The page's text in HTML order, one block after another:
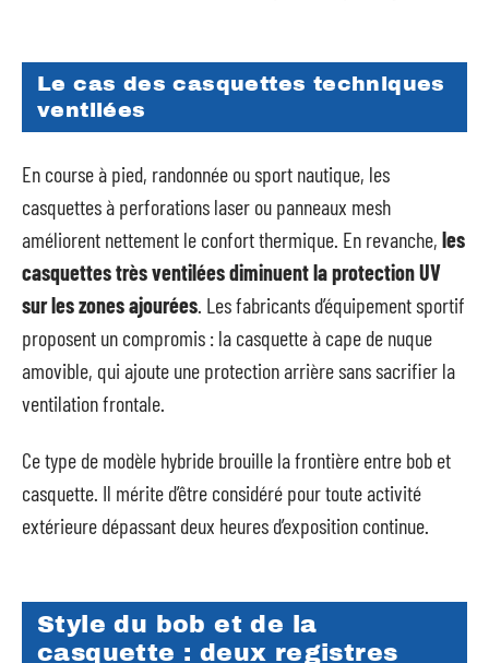
Le cas des casquettes techniques
ventilées
En course à pied, randonnée ou sport nautique, les
casquettes à perforations laser ou panneaux mesh
améliorent nettement le confort thermique. En revanche, les
casquettes très ventilées diminuent la protection UV
sur les zones ajourées . Les fabricants d’équipement sportif
proposent un compromis : la casquette à cape de nuque
amovible, qui ajoute une protection arrière sans sacrifier la
ventilation frontale.
Ce type de modèle hybride brouille la frontière entre bob et
casquette. Il mérite d’être considéré pour toute activité
extérieure dépassant deux heures d’exposition continue.
Style du bob et de la
casquette : deux registres